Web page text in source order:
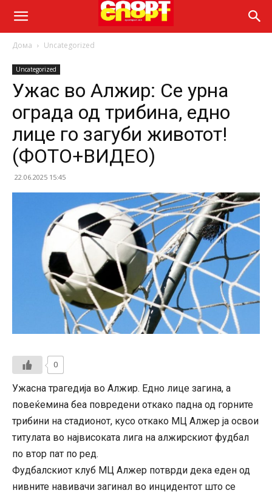
Дома Uncategorized
Uncategorized
Ужас во Алжир: Се урна
ограда од трибина, едно
лице го загуби животот!
(ФОТО+ВИДЕО)
22.06.2025 15:45
0
Ужасна трагедија во Алжир. Едно лице загина, а
повеќемина беа повредени откако падна од горните
трибини на стадионот, кусо откако МЦ Алжер ја освои
титулата во највисоката лига на алжирскиот фудбал
по втор пат по ред.
Фудбалскиот клуб МЦ Алжер потврди дека еден од
нивните навивачи загинал во инцидентот што се